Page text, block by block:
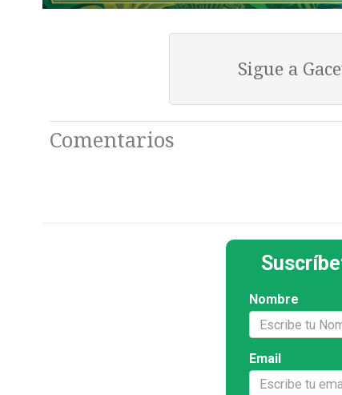
Sigue a
Comentarios
Nombre
Email